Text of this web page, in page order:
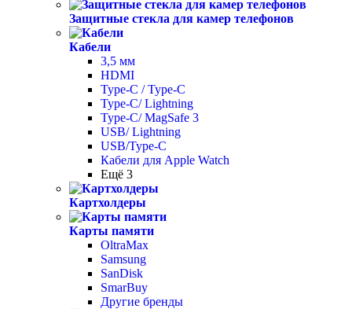
Защитные стекла для камер телефонов
Кабели
3,5 мм
HDMI
Type-C / Type-C
Type-C/ Lightning
Type-C/ MagSafe 3
USB/ Lightning
USB/Type-C
Кабели для Apple Watch
Ещё 3
Картхолдеры
Карты памяти
OltraMax
Samsung
SanDisk
SmarBuy
Другие бренды